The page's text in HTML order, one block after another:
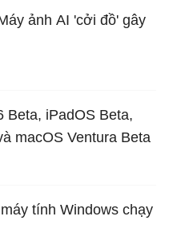
ảnh AI 'cởi đồ' gây
Beta, iPadOS Beta,
macOS Ventura Beta
tính Windows chạy